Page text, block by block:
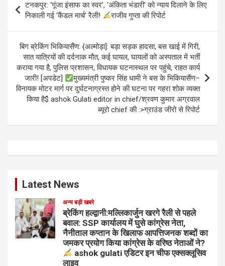
navigation
टनकपुर: ‘गूंजा इंसाफ का स्वर’, ‘अंकिता भंडारी’ को न्याय दिलाने के लिए
निकाली गई ‘कैंडल मार्च’ रैली!
राजीव गुप्ता की रिपोर्ट
बिग ब्रेकिंग भिकियासैंण: {अल्मोड़ा]: बड़ा सड़क हादसा, बस खाई में गिरी,
सात यात्रियों की दर्दनाक मौत, कई घायल, घायलों को अस्पताल में भर्ती
कराया गया है, पुलिस प्रशासन, विधायक घटनास्थल पर पहुंचे, राहत कार्य
जारी! [अपडेट]
मुख्यमंत्री पुष्कर सिंह धामी ने बस के भिकियासैंण–
विनायक मोटर मार्ग पर दुर्घटनाग्रस्त होने की घटना पर गहरा शोक व्यक्त
किया है$ ashok Gulati editor in chief/श्रवण कुमार अग्रवाल
ब्यूरो chief की :>ग्राउंड जीरो से रिपोर्ट
Latest News
अन्य बड़ी खबरे
ब्रेकिंग हल्द्वानी:मल्लिकार्जुन खरगे रैली से पहले
बवाल: SSP कार्यालय में घुसे कांग्रेस नेता,
नैनीताल कप्तान के खिलाफ आपत्तिजनक शब्दों का
जमकर प्रयोग किया कांग्रेस के वरिष्ठ नेताओं ने?
ashok gulati एडिटर इन चीफ एक्सक्लूसिव
लाइव